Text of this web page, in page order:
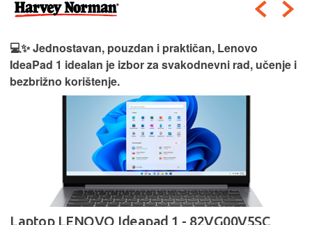
💻✨ Jednostavan, pouzdan i praktičan, Lenovo
IdeaPad 1 idealan je izbor za svakodnevni rad, učenje i
bezbrižno korištenje.
Laptop LENOVO Ideapad 1 - 82VG00V5SC